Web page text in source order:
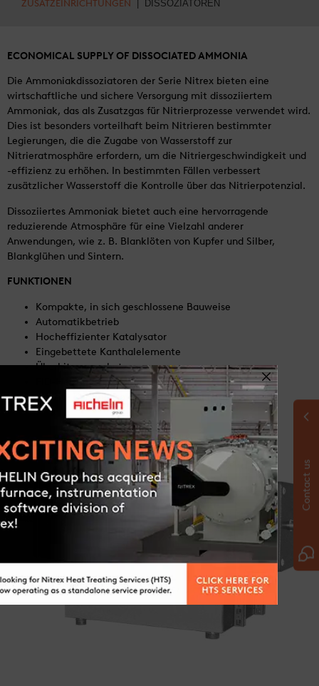
ZUSATZEINRICHTUNGEN | DISSOZIATOREN
ECONOMICAL SUPPLY OF DISSOCIATED AMMONIA
Die Ammoniakdissoziatoren der Serie Nitrex bieten eine
wirtschaftliche und sichere Versorgung mit dissoziiertem
Ammoniak, das als Zusatzgas für Nitrierprozesse verwendet wird.
Dies ist besonders vorteilhaft beim Nitrieren bestimmter
Legierungen, die die Zugabe von Wasserstoff zur
Nitrieratmosphäre erfordern, um die Nitriergeschwindigkeit und
-effizienz zu erhöhen. In bestimmten Fällen verbessert
zusätzlicher Wasserstoff die Kontrolle über das Nitrierpotenzial.
Dissoziiertes Ammoniak bietet auch eine hervorragende
reduzierende Atmosphäre für eine Vielzahl anderer
Anwendungen, wie z. B. Blanklöten von Kupfer und Silber,
Blankglühen und Sintern.
FUNKTIONEN
Kompakte, in sich geschlossene Bauweise
Automatikbetrieb
Hocheffizienter Katalysator
Eingebettete Kanthalelemente
Überhitzungsschutz
PID-Heizungsregelung
Leichte Keramikisolierung für hohe Energieeffizienz
Contact us